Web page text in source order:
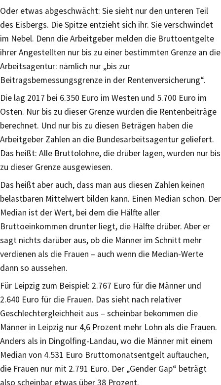
Oder etwas abgeschwächt: Sie sieht nur den unteren Teil
des Eisbergs. Die Spitze entzieht sich ihr. Sie verschwindet
im Nebel. Denn die Arbeitgeber melden die Bruttoentgelte
ihrer Angestellten nur bis zu einer bestimmten Grenze an die
Arbeitsagentur: nämlich nur „bis zur
Beitragsbemessungsgrenze in der Rentenversicherung“.
Die lag 2017 bei 6.350 Euro im Westen und 5.700 Euro im
Osten. Nur bis zu dieser Grenze wurden die Rentenbeiträge
berechnet. Und nur bis zu diesen Beträgen haben die
Arbeitgeber Zahlen an die Bundesarbeitsagentur geliefert.
Das heißt: Alle Bruttolöhne, die drüber lagen, wurden nur bis
zu dieser Grenze ausgewiesen.
Das heißt aber auch, dass man aus diesen Zahlen keinen
belastbaren Mittelwert bilden kann. Einen Median schon. Der
Median ist der Wert, bei dem die Hälfte aller
Bruttoeinkommen drunter liegt, die Hälfte drüber. Aber er
sagt nichts darüber aus, ob die Männer im Schnitt mehr
verdienen als die Frauen – auch wenn die Median-Werte
dann so aussehen.
Für Leipzig zum Beispiel: 2.767 Euro für die Männer und
2.640 Euro für die Frauen. Das sieht nach relativer
Geschlechtergleichheit aus – scheinbar bekommen die
Männer in Leipzig nur 4,6 Prozent mehr Lohn als die Frauen.
Anders als in Dingolfing-Landau, wo die Männer mit einem
Median von 4.531 Euro Bruttomonatsentgelt auftauchen,
die Frauen nur mit 2.791 Euro. Der „Gender Gap“ beträgt
also scheinbar etwas über 38 Prozent.